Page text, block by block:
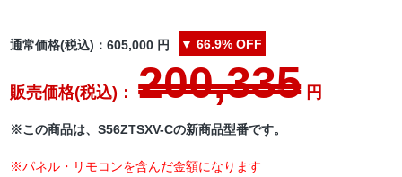
通常価格(税込)：605,000 円 ▼ 66.9% OFF
販売価格(税込)：200,335円
※この商品は、S56ZTSXV-Cの新商品型番です。
※パネル・リモコンを含んだ金額になります